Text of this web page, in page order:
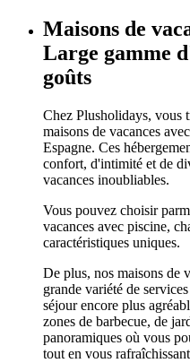
Maisons de
Large gamme
goûts
Chez Plusholidays, vous
maisons de vacances
Espagne. Ces
confort, d'intimité et de
vacances inoubliables.
Vous pouvez choisir
vacances avec piscine,
caractéristiques uniques.
De plus, nos maisons de
grande variété de
séjour encore plus
zones de barbecue, de
panoramiques où vous
tout en vous